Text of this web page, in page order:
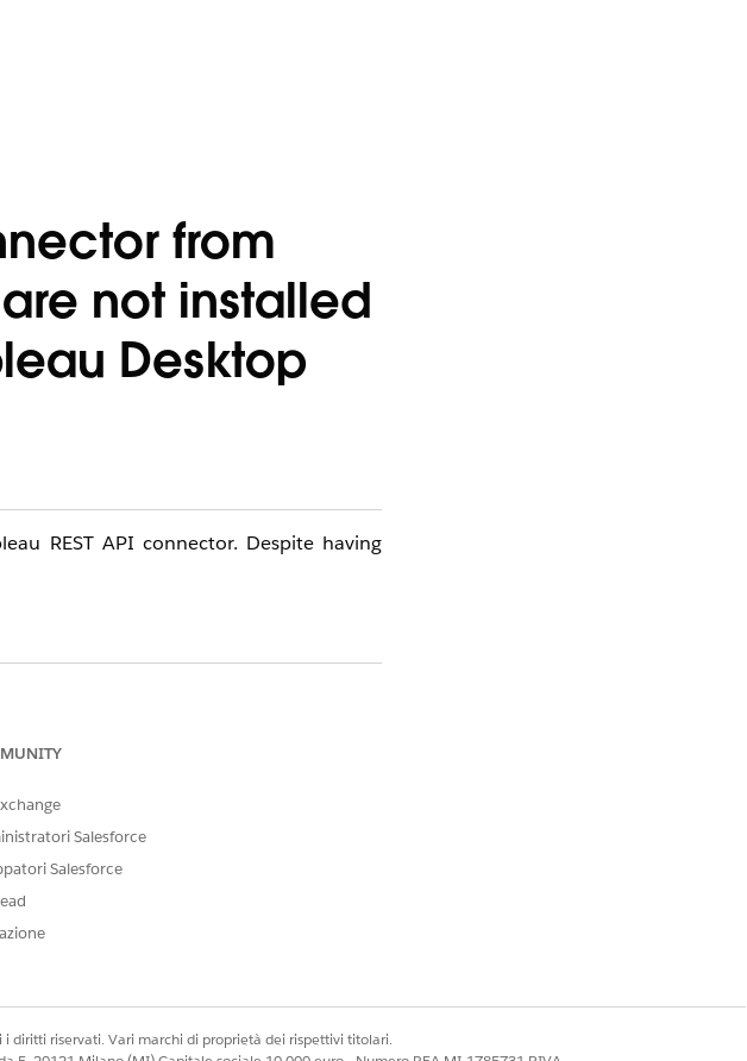
from
not installed
Desktop
REST API connector. Despite having
Tableau Server using the tsm restart
Salesforce
Salesforce
diritti riservati. Vari marchi di proprietà dei rispettivi titolari.